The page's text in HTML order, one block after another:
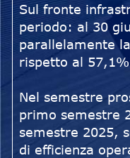
Sul fronte
periodo: al 30
parallelamente
rispetto al
Nel semestre
primo semestre
semestre 2025,
di efficienza